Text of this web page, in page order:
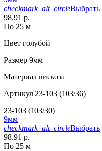
checkmark_alt_circleВыбрать
98.91 р.
По 25 м
Цвет голубой
Размер 9мм
Материал вискоза
Артикул 23-103 (103/36)
23-103 (103/30)
9мм
checkmark_alt_circleВыбрать
98.91 р.
По 25 м